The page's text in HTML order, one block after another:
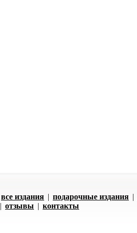
все издания | подарочные издания |
| отзывы | контакты